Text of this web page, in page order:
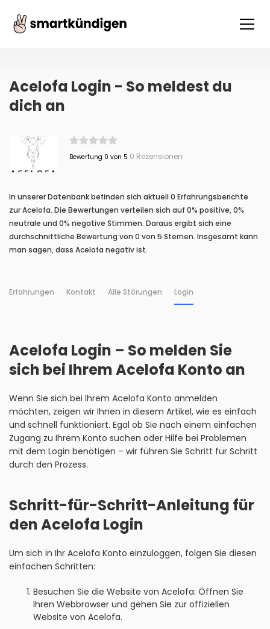
Acelofa Login - So meldest du
dich an
Bewertung 0 von 5 0 Rezensionen
In unserer Datenbank befinden sich aktuell 0 Erfahrungsberichte
zur Acelofa. Die Bewertungen verteilen sich auf 0% positive, 0%
neutrale und 0% negative Stimmen. Daraus ergibt sich eine
durchschnittliche Bewertung von 0 von 5 Sternen. Insgesamt kann
man sagen, dass Acelofa negativ ist.
Erfahrungen Kontakt Alle Störungen Login
Acelofa Login – So melden Sie
sich bei Ihrem Acelofa Konto an
Wenn Sie sich bei Ihrem Acelofa Konto anmelden
möchten, zeigen wir Ihnen in diesem Artikel, wie es einfach
und schnell funktioniert. Egal ob Sie nach einem einfachen
Zugang zu Ihrem Konto suchen oder Hilfe bei Problemen
mit dem Login benötigen – wir führen Sie Schritt für Schritt
durch den Prozess.
Schritt-für-Schritt-Anleitung für
den Acelofa Login
Um sich in Ihr Acelofa Konto einzuloggen, folgen Sie diesen
einfachen Schritten:
Besuchen Sie die Website von Acelofa: Öffnen Sie
Ihren Webbrowser und gehen Sie zur offiziellen
Website von Acelofa.